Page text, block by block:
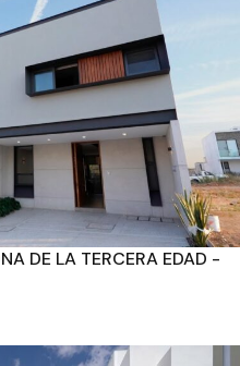
DE LA TERCERA EDAD -